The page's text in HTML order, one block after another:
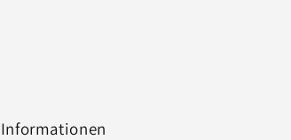
Informationen